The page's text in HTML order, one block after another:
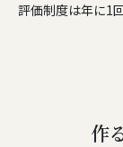
評価制度は年に1
作